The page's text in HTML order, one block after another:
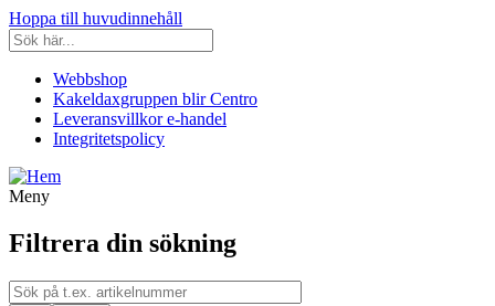
Hoppa till huvudinnehåll
Webbshop
Kakeldaxgruppen blir Centro
Leveransvillkor e-handel
Integritetspolicy
Meny
Filtrera din sökning